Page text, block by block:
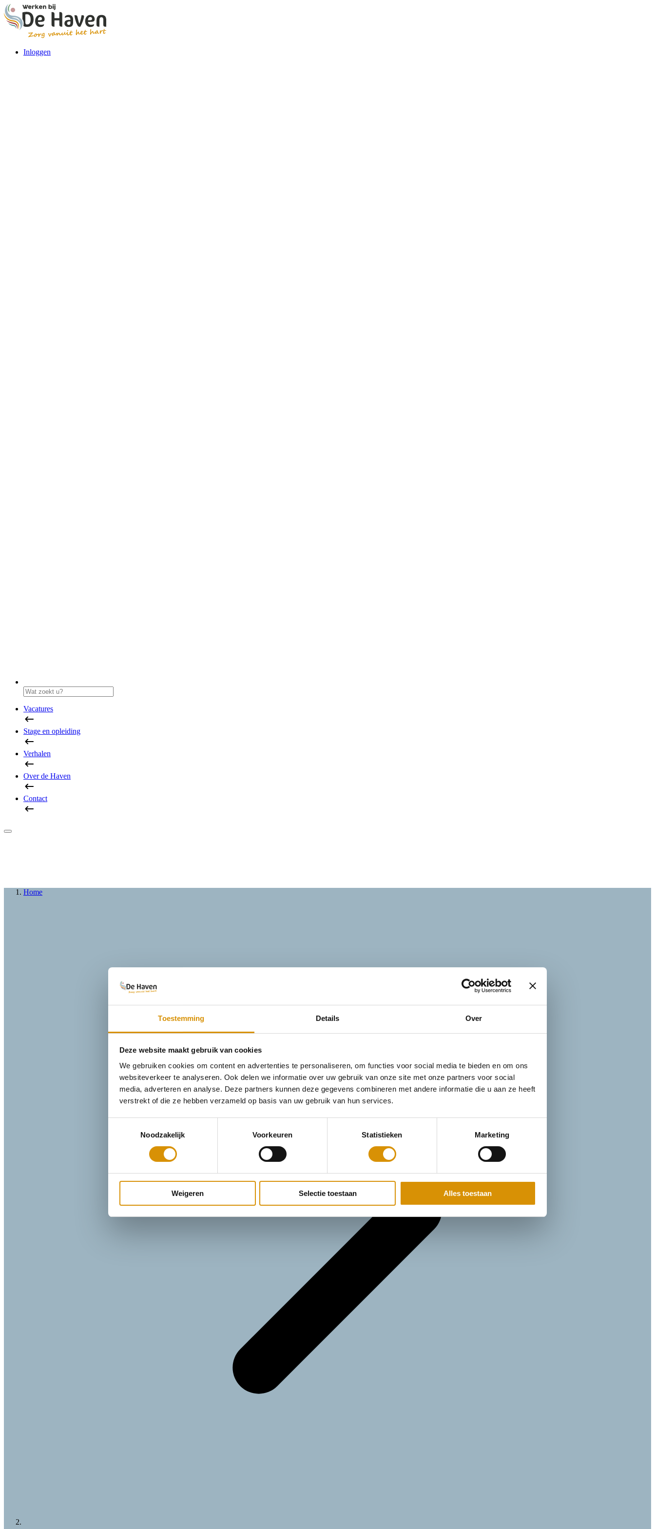
Toestemming Details Over
Deze website maakt gebruik van cookies
We gebruiken cookies om content en advertenties te personaliseren, om functies voor social media te bieden en om ons
websiteverkeer te analyseren. Ook delen we informatie over uw gebruik van onze site met onze partners voor social
media, adverteren en analyse. Deze partners kunnen deze gegevens combineren met andere informatie die u aan ze heeft
verstrekt of die ze hebben verzameld op basis van uw gebruik van hun services.
Noodzakelijk
Voorkeuren Statistieken Marketing
Weigeren Selectie toestaan Alles toestaan
Inloggen
Vacatures
Stage en opleiding
Verhalen
Over de Haven
Contact
Home